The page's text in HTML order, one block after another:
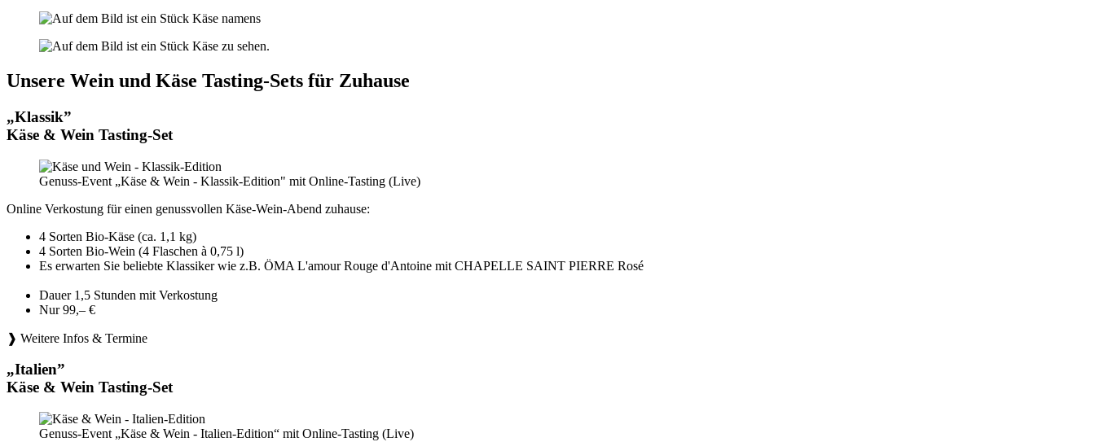
Unsere Wein und Käse Tasting-Sets für Zuhause
„Klassik”
Käse & Wein Tasting-Set
Genuss-Event „Käse & Wein - Klassik-Edition" mit Online-Tasting (Live)
Online Verkostung für einen genussvollen Käse-Wein-Abend zuhause:
4 Sorten Bio-Käse (ca. 1,1 kg)
4 Sorten Bio-Wein (4 Flaschen à 0,75 l)
Es erwarten Sie beliebte Klassiker wie z.B. ÖMA L'amour Rouge d'Antoine mit CHAPELLE SAINT PIERRE Rosé
Dauer 1,5 Stunden mit Verkostung
Nur 99,– €
❱ Weitere Infos & Termine
„Italien”
Käse & Wein Tasting-Set
Genuss-Event „Käse & Wein - Italien-Edition“ mit Online-Tasting (Live)